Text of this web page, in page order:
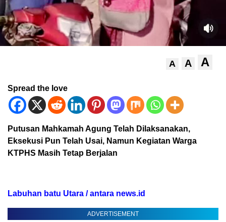
A A A
Spread the love
Putusan Mahkamah Agung Telah Dilaksanakan,
Eksekusi Pun Telah Usai, Namun Kegiatan Warga
KTPHS Masih Tetap Berjalan
Labuhan batu Utara / antara news.id
ADVERTISEMENT